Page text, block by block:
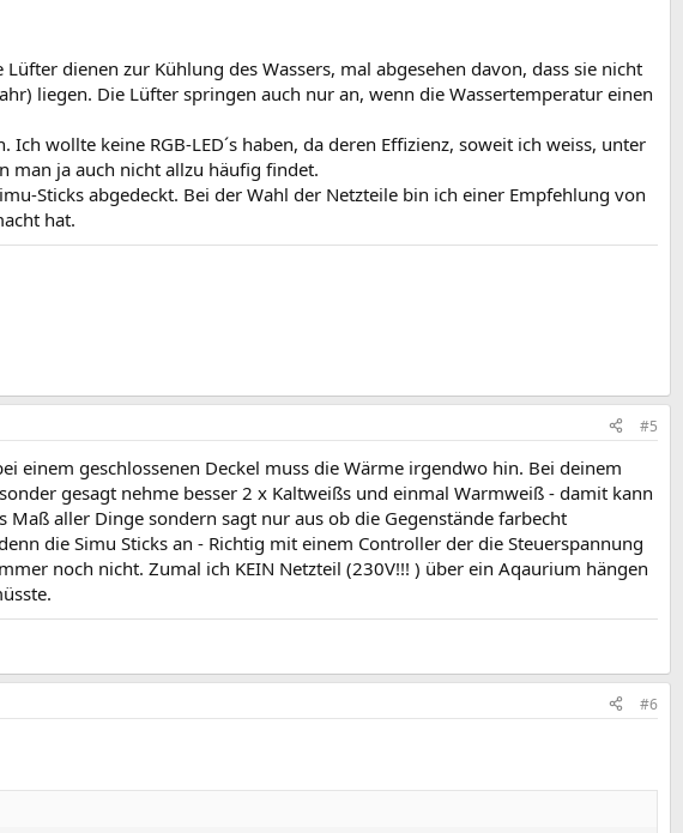
dienen zur Kühlung des Wassers, mal abgesehen davon, dass sie nicht
liegen. Die Lüfter springen auch nur an, wenn die Wassertemperatur einen
wollte keine RGB-LED´s haben, da deren Effizienz, soweit ich weiss, unter
man ja auch nicht allzu häufig findet.
Sticks abgedeckt. Bei der Wahl der Netzteile bin ich einer Empfehlung von
hat.
#5
einem geschlossenen Deckel muss die Wärme irgendwo hin. Bei deinem
gesagt nehme besser 2 x Kaltweißs und einmal Warmweiß - damit kann
aller Dinge sondern sagt nur aus ob die Gegenstände farbecht
die Simu Sticks an - Richtig mit einem Controller der die Steuerspannung
noch nicht. Zumal ich KEIN Netzteil (230V!!! ) über ein Aqaurium hängen
#6